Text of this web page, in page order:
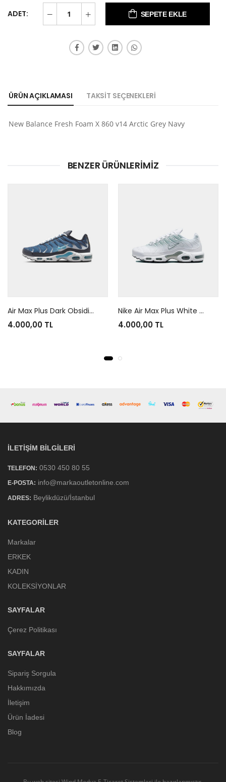
ADET: SEPETE EKLE
ÜRÜN AÇIKLAMASI TAKSIT SEÇENEKLERI
New Balance Fresh Foam X 860 v14 Arctic Grey Navy
BENZER ÜRÜNLERIMIZ
Air Max Plus Dark Obsidian
4.000,00 TL
Nike Air Max Plus White Mica Green
4.000,00 TL
İLETIŞIM BILGILERI
TELEFON: 0530 450 80 55
E-POSTA: info@markaoutletonline.com
ADRES: Beylikdüzü/İstanbul
KATEGORILER
Markalar
ERKEK
KADIN
KOLEKSİYONLAR
SAYFALAR
Çerez Politikası
SAYFALAR
Sipariş Sorgula
Hakkımızda
İletişim
Ürün İadesi
Blog